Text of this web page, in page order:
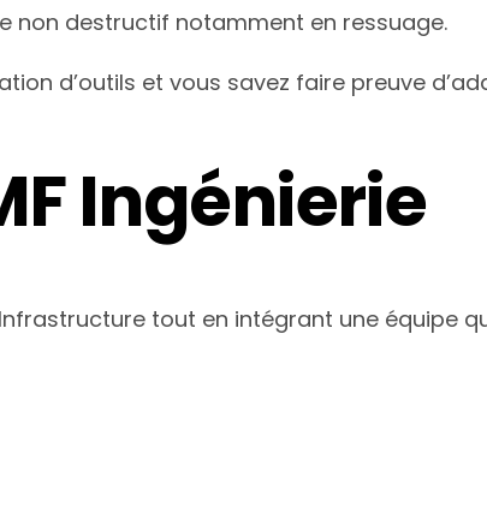
non destructif notamment en ressuage.
d’outils et vous savez faire preuve
Ingénierie
tout en intégrant une équipe